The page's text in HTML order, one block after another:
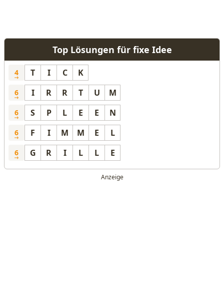
Top Lösungen für fixe Idee
4 T I C K
6 I R R T U M
6 S P L E E N
6 F I M M E L
6 G R I L L E